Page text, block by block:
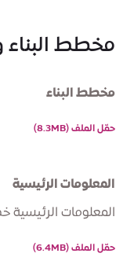
مخطط البناء
مخطط البناء
حمّل الملف (8.3MB)
المعلومات الرئيسية
المعلومات الرئيسية
حمّل الملف (6.4MB)